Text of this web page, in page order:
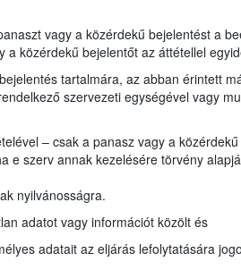
vagy a közérdekű bejelentést a
közérdekű bejelentőt az áttétellel
tartalmára, az abban érintett
szervezeti egységével vagy
– csak a panasz vagy a
szerv annak kezelésére törvény
nyilvánosságra.
adatot vagy információt közölt és
adatait az eljárás lefolytatására